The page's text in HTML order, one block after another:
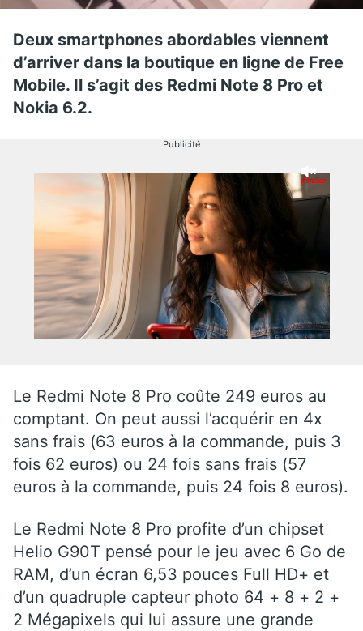
Deux smartphones abordables viennent
d’arriver dans la boutique en ligne de Free
Mobile. Il s’agit des Redmi Note 8 Pro et
Nokia 6.2.
Publicité
Le Redmi Note 8 Pro coûte 249 euros au
comptant. On peut aussi l’acquérir en 4x
sans frais (63 euros à la commande, puis 3
fois 62 euros) ou 24 fois sans frais (57
euros à la commande, puis 24 fois 8 euros).
Le Redmi Note 8 Pro profite d’un chipset
Helio G90T pensé pour le jeu avec 6 Go de
RAM, d’un écran 6,53 pouces Full HD+ et
d’un quadruple capteur photo 64 + 8 + 2 +
2 Mégapixels qui lui assure une grande